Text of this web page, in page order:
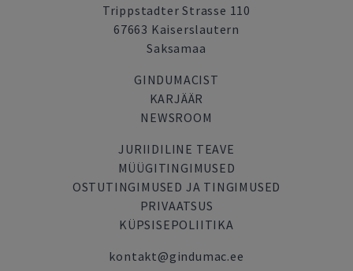
Trippstadter Strasse 110
67663 Kaiserslautern
Saksamaa
GINDUMACIST
KARJÄÄR
NEWSROOM
JURIIDILINE TEAVE
MÜÜGITINGIMUSED
OSTUTINGIMUSED JA TINGIMUSED
PRIVAATSUS
KÜPSISEPOLIITIKA
kontakt@gindumac.ee